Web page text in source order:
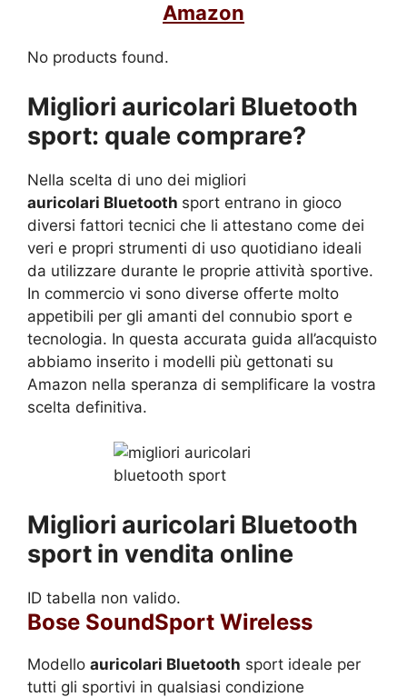
Amazon
No products found.
Migliori auricolari Bluetooth
sport: quale comprare?
Nella scelta di uno dei migliori
auricolari Bluetooth sport entrano in gioco
diversi fattori tecnici che li attestano come dei
veri e propri strumenti di uso quotidiano ideali
da utilizzare durante le proprie attività sportive.
In commercio vi sono diverse offerte molto
appetibili per gli amanti del connubio sport e
tecnologia. In questa accurata guida all’acquisto
abbiamo inserito i modelli più gettonati su
Amazon nella speranza di semplificare la vostra
scelta definitiva.
Migliori auricolari Bluetooth
sport in vendita online
ID tabella non valido.
Bose SoundSport Wireless
Modello auricolari Bluetooth sport ideale per
tutti gli sportivi in qualsiasi condizione